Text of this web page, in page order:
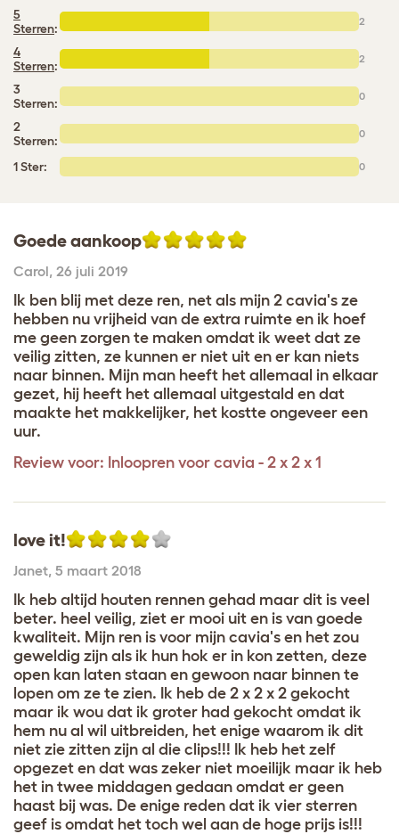
5
Sterren: 2
4
Sterren: 2
3
Sterren:
0
2
Sterren:
0
1 Ster: 0
Goede aankoop
Carol, 26 juli 2019
Ik ben blij met deze ren, net als mijn 2 cavia's ze
hebben nu vrijheid van de extra ruimte en ik hoef
me geen zorgen te maken omdat ik weet dat ze
veilig zitten, ze kunnen er niet uit en er kan niets
naar binnen. Mijn man heeft het allemaal in elkaar
gezet, hij heeft het allemaal uitgestald en dat
maakte het makkelijker, het kostte ongeveer een
uur.
Review voor: Inloopren voor cavia - 2 x 2 x 1
love it!
Janet, 5 maart 2018
Ik heb altijd houten rennen gehad maar dit is veel
beter. heel veilig, ziet er mooi uit en is van goede
kwaliteit. Mijn ren is voor mijn cavia's en het zou
geweldig zijn als ik hun hok er in kon zetten, deze
open kan laten staan en gewoon naar binnen te
lopen om ze te zien. Ik heb de 2 x 2 x 2 gekocht
maar ik wou dat ik groter had gekocht omdat ik
hem nu al wil uitbreiden, het enige waarom ik dit
niet zie zitten zijn al die clips!!! Ik heb het zelf
opgezet en dat was zeker niet moeilijk maar ik heb
het in twee middagen gedaan omdat er geen
haast bij was. De enige reden dat ik vier sterren
geef is omdat het toch wel aan de hoge prijs is!!!